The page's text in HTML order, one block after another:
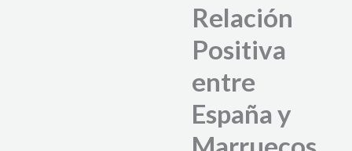
Relación
Positiva
entre
España y